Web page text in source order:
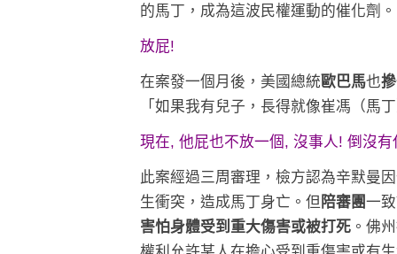
的馬丁，成為這波民權運動的催化劑。
放屁!
在案發一個月後，美國總統歐巴馬也
「如果我有兒子，長得就像崔馮（馬
現在, 他屁也不放一個, 沒事人! 倒沒有
此案經過三周審理，檢方認為辛默曼
生衝突，造成馬丁身亡。但 陪審團一
害怕身體受到重大傷害或被打死 。佛